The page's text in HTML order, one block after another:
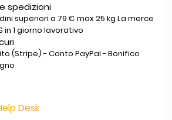
spedizioni
superiori a 79 € max 25 kg La merce
in 1 giorno lavorativo
(Stripe) - Conto PayPal - Bonifico
Desk